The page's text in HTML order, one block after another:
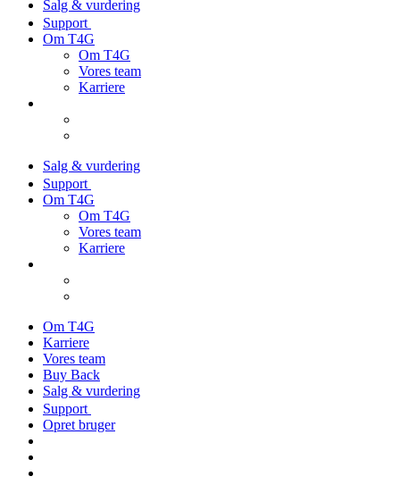
Salg & vurdering
Support
Om T4G
Om T4G
Vores team
Karriere
Salg & vurdering
Support
Om T4G
Om T4G
Vores team
Karriere
Om T4G
Karriere
Vores team
Buy Back
Salg & vurdering
Support
Opret bruger